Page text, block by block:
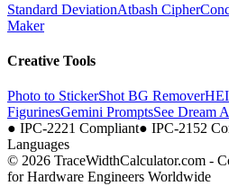
Standard DeviationAtbash Cipher
Maker
Creative Tools
Photo to StickerShot BG Remover
FigurinesGemini PromptsSee Dream
● IPC-2221 Compliant● IPC-2152
Languages
© 2026 TraceWidthCalculator.com -
for Hardware Engineers Worldwide